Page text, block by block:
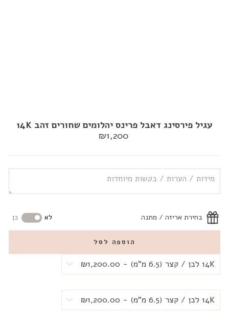
עגיל פירסינג דאבל פרינס יהלומים שחורים זהב 14K
מחיר
₪1,200
בחירת אריזה / מתנה לא כן
הוספה לסל